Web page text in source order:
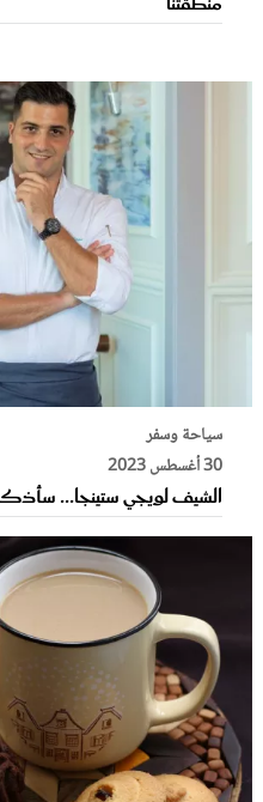
سياحة وسفر
30 أغسطس 2023
الشيف لويجي ستينجا...